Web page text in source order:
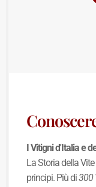
I Vitigni d'Italia e
La Storia della
principi. Più di300